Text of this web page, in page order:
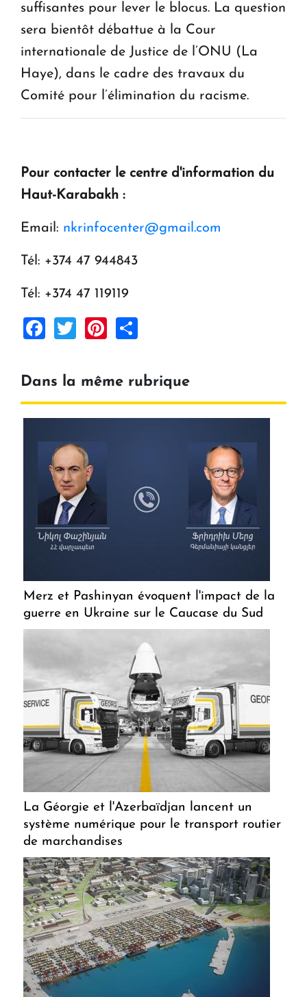
suffisantes pour lever le blocus. La question
sera bientôt débattue à la Cour
internationale de Justice de l’ONU (La
Haye), dans le cadre des travaux du
Comité pour l’élimination du racisme.
Pour contacter le centre d'information du
Haut-Karabakh :
Email: nkrinfocenter@gmail.com
Tél: +374 47 944843
Tél: +374 47 119119
Facebook
TwitterPinterest
Dans la même rubrique
Merz et Pashinyan évoquent l'impact de la
guerre en Ukraine sur le Caucase du Sud
La Géorgie et l'Azerbaïdjan lancent un
système numérique pour le transport routier
de marchandises